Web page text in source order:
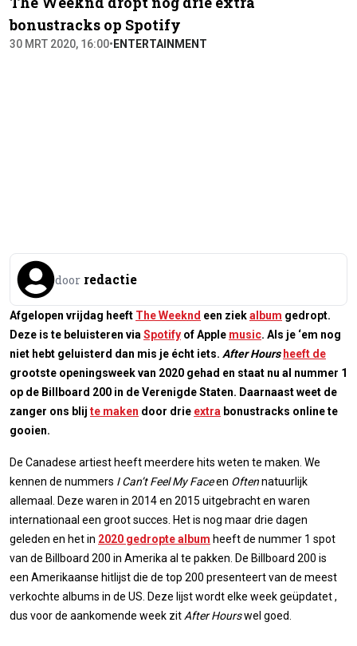
bonustracks op Spotify
30 MRT 2020, 16:00• ENTERTAINMENT
door redactie
Afgelopen vrijdag heeft The Weeknd een ziekalbum gedropt.
Deze is te beluisteren viaSpotify of Apple music. Als je ‘em nog
niet hebt geluisterd dan mis je écht iets. After Hours heeft de
grootste openingsweek van 2020 gehad en staat nu al nummer 1
op de Billboard 200 in de Verenigde Staten. Daarnaast weet de
zanger ons blij te maken door drie extra bonustracks online te
gooien.
De Canadese artiest heeft meerdere hits weten te maken. We
kennen de nummers I Can’t Feel My Faceen Oftennatuurlijk
allemaal. Deze waren in 2014 en 2015 uitgebracht en waren
internationaal een groot succes. Het is nog maar drie dagen
geleden en het in 2020 gedropte album heeft de nummer 1 spot
van de Billboard 200 in Amerika al te pakken. De Billboard 200 is
een Amerikaanse hitlijst die de top 200 presenteert van de meest
verkochte albums in de US. Deze lijst wordt elke week geüpdatet,
dus voor de aankomende week zitAfter Hourswel goed.